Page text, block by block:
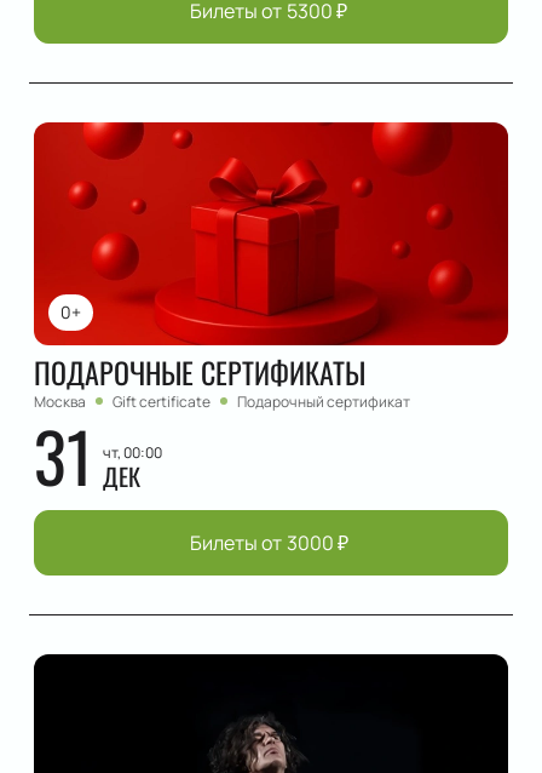
Билеты от 5300₽
0+
ПОДАРОЧНЫЕ СЕРТИФИКАТЫ
Москва Gift certificate Подарочный сертификат
31 чт, 00:00
ДЕК
Билеты от 3000₽